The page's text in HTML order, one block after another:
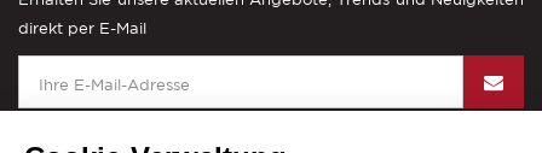
direkt per E-Mail